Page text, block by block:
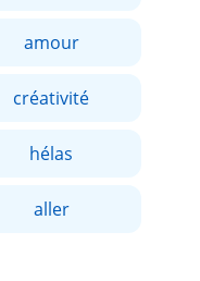
amour
créativité
hélas
aller